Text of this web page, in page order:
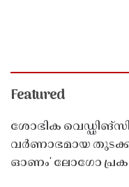
Featured
ശോഭിക
വർണാഭമായ
ഓണം' ലോഗോ